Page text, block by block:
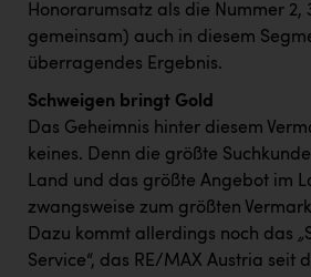
Honorarumsatz als die Nummer 2,
gemeinsam) auch in diesem
überragendes Ergebnis.
Schweigen bringt Gold
Das Geheimnis hinter diesem
keines. Denn die größte
Land und das größte Angebot im
zwangsweise zum größten
Dazu kommt allerdings noch das „
Service“, das RE/MAX Austria seit